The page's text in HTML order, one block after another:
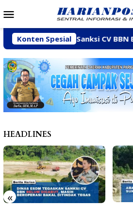
ke
Mobile
Konten Spesial
Tegaskan Sanksi CV BBN
HEADLINES
«